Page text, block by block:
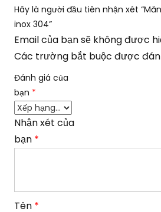
Hãy là người đầu tiên nhận xét
inox 304”
Email của bạn sẽ không được
Các trường bắt buộc được
Đánh giá của
bạn *
Nhận xét của
bạn *
Tên *